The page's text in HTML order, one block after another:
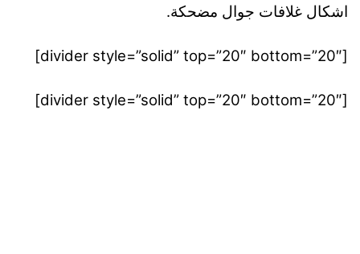
اشكال غلافات جوال مضحكة.
[divider style=”solid” top=”20″ bottom=”20″]
[divider style=”solid” top=”20″ bottom=”20″]